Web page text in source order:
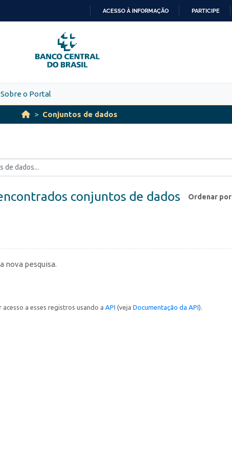
PARA
O
CONTEÚDO
ACESSO À INFORMAÇÃO PARTICIPE
Sobre o Portal
Conjuntos de dados
Ordenar por
conjuntos de dados
nova pesquisa.
a esses registros usando a API (veja Documentação da API).